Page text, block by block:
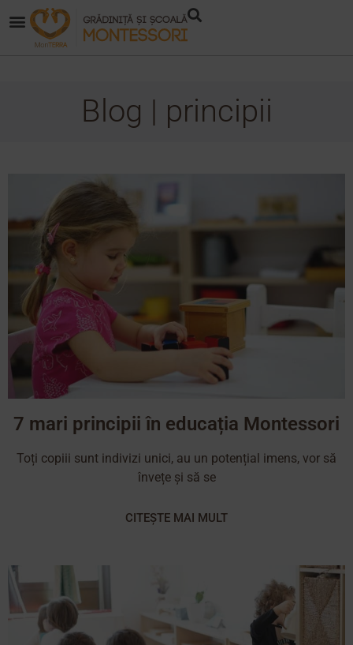
Blog | principii
7 mari principii în educația Montessori
Toți copiii sunt indivizi unici, au un potențial imens, vor să
învețe și să se
CITEȘTE MAI MULT